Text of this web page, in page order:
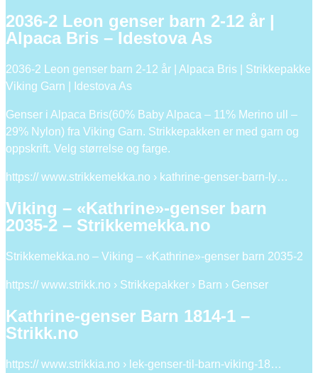
2036-2 Leon genser barn 2-12 år |
Alpaca Bris – Idestova As
2036-2 Leon genser barn 2-12 år | Alpaca Bris | Strikkepakke
Viking Garn | Idestova As
Genser i Alpaca Bris(60% Baby Alpaca – 11% Merino ull –
29% Nylon) fra Viking Garn. Strikkepakken er med garn og
oppskrift. Velg størrelse og farge.
https:// www.strikkemekka.no › kathrine-genser-barn-ly…
Viking – «Kathrine»-genser barn
2035-2 – Strikkemekka.no
Strikkemekka.no – Viking – «Kathrine»-genser barn 2035-2
https:// www.strikk.no › Strikkepakker › Barn › Genser
Kathrine-genser Barn 1814-1 –
Strikk.no
https:// www.strikkia.no › lek-genser-til-barn-viking-18…